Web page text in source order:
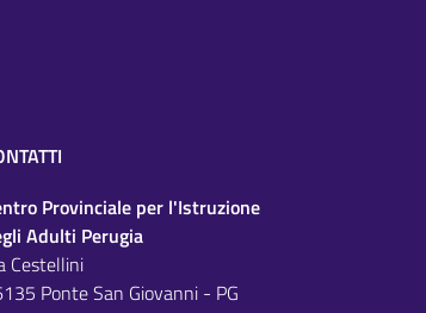
Provinciale per l'Istruzione
Adulti Perugia
Cestellini
Ponte San Giovanni - PG